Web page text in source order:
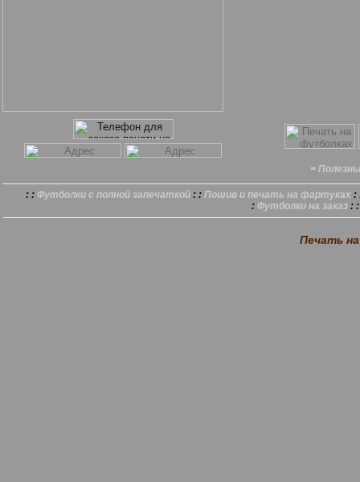
=
: : Футболки с полной запечаткой: : Пошив и печать на фартуках:
: Футболки на заказ :
Печать